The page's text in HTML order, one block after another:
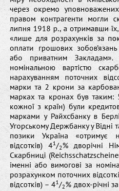
через окремо
правом контрагенти могли
липня 1918 р., а отримавши
«лише для розрахунків за
оплати грошових
або приватним
номінальною вартістю
нарахуванням поточних
марки та 2 крони за
марках та кронах був таким:
кожної з країн) були
марками у Райхсбанку в
Угорському Держбанку у Відні
позики Україна «отримує
відсотків) 41/2% дворічні
Скарбниці
іменні або вимогові за
розрахунком поточних
відсотків) – 41/2% двох-річні